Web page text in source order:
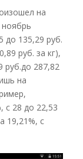
на
до 135,29 руб.
руб. за кг),
руб.до 287,82
на
с 28 до 22,53
19,21%, с